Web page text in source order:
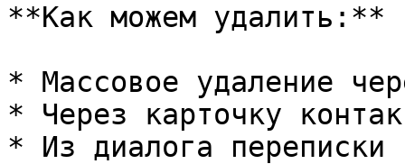
**Как можем удалить:**
* Массовое удаление
* Через карточку
* Из диалога переписки